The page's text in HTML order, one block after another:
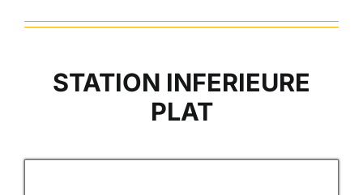
STATION INFERIEURE
PLAT